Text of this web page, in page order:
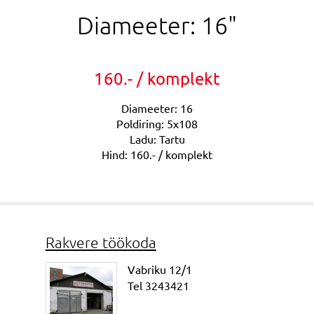
Diameeter: 16"
160.- / komplekt
Diameeter: 16
Poldiring: 5x108
Ladu: Tartu
Hind: 160.- / komplekt
Rakvere töökoda
Vabriku 12/1
Tel 3243421